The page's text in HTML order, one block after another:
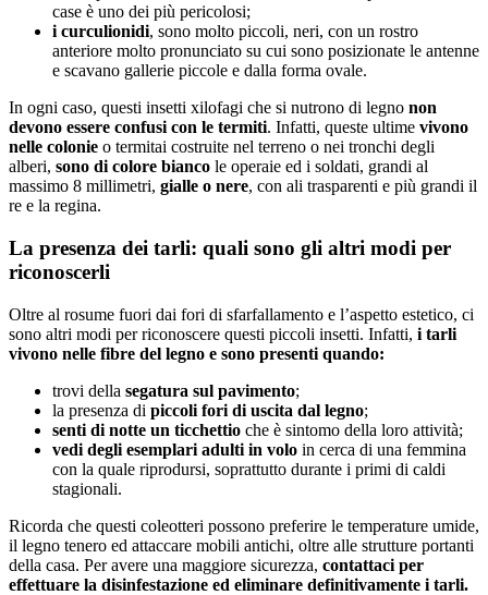
case è uno dei più pericolosi;
i curculionidi, sono molto piccoli, neri, con un rostro
anteriore molto pronunciato su cui sono posizionate le antenne
e scavano gallerie piccole e dalla forma ovale.
In ogni caso, questi insetti xilofagi che si nutrono di legno non
devono essere confusi con le termiti. Infatti, queste ultime vivono
nelle colonie o termitai costruite nel terreno o nei tronchi degli
alberi, sono di colore bianco le operaie ed i soldati, grandi al
massimo 8 millimetri, gialle o nere, con ali trasparenti e più grandi il
re e la regina.
La presenza dei tarli: quali sono gli altri modi per
riconoscerli
Oltre al rosume fuori dai fori di sfarfallamento e l’aspetto estetico, ci
sono altri modi per riconoscere questi piccoli insetti. Infatti, i tarli
vivono nelle fibre del legno e sono presenti quando:
trovi della segatura sul pavimento;
la presenza di piccoli fori di uscita dal legno;
senti di notte un ticchettio che è sintomo della loro attività;
vedi degli esemplari adulti in volo in cerca di una femmina
con la quale riprodursi, soprattutto durante i primi di caldi
stagionali.
Ricorda che questi coleotteri possono preferire le temperature umide,
il legno tenero ed attaccare mobili antichi, oltre alle strutture portanti
della casa. Per avere una maggiore sicurezza, contattaci per
effettuare la disinfestazione ed eliminare definitivamente i tarli.